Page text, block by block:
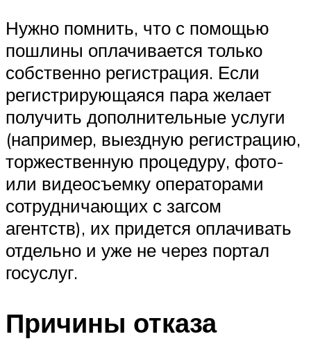
Нужно помнить, что с помощью
пошлины оплачивается только
собственно регистрация. Если
регистрирующаяся пара желает
получить дополнительные услуги
(например, выездную регистрацию,
торжественную процедуру, фото-
или видеосъемку операторами
сотрудничающих с загсом
агентств), их придется оплачивать
отдельно и уже не через портал
госуслуг.
Причины отказа